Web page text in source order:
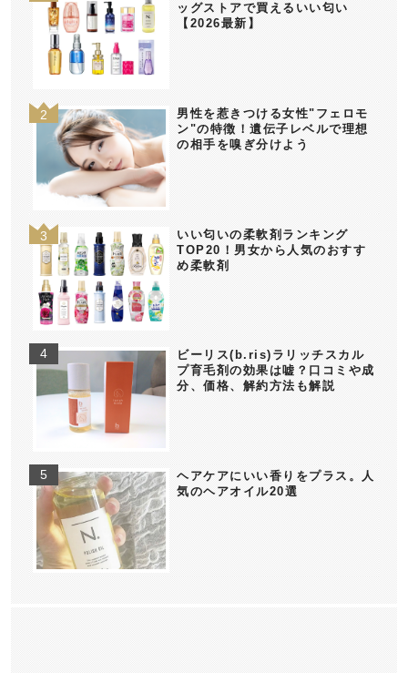
ッグストアで買えるいい匂い
【2026最新】
男性を惹きつける女性"フェロモ
ン"の特徴！遺伝子レベルで理想
の相手を嗅ぎ分けよう
いい匂いの柔軟剤ランキング
TOP20！男女から人気のおすす
め柔軟剤
ビーリス(b.ris)ラリッチスカル
プ育毛剤の効果は嘘？口コミや成
分、価格、解約方法も解説
ヘアケアにいい香りをプラス。人
気のヘアオイル20選